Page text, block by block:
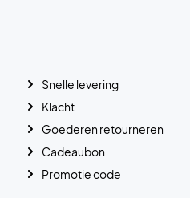
Snelle levering
Klacht
Goederen retourneren
Cadeaubon
Promotie code